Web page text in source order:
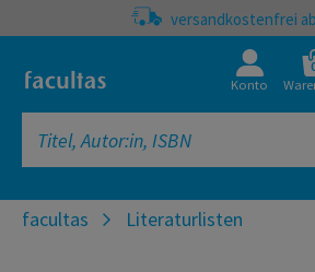
versandkostenfrei
Konto
facultas Literaturlisten